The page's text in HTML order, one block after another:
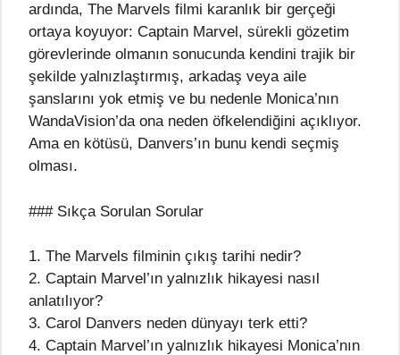
ardında, The Marvels filmi karanlık bir gerçeği
ortaya koyuyor: Captain Marvel, sürekli gözetim
görevlerinde olmanın sonucunda kendini trajik bir
şekilde yalnızlaştırmış, arkadaş veya aile
şanslarını yok etmiş ve bu nedenle Monica’nın
WandaVision’da ona neden öfkelendiğini açıklıyor.
Ama en kötüsü, Danvers’ın bunu kendi seçmiş
olması.
### Sıkça Sorulan Sorular
1. The Marvels filminin çıkış tarihi nedir?
2. Captain Marvel’ın yalnızlık hikayesi nasıl
anlatılıyor?
3. Carol Danvers neden dünyayı terk etti?
4. Captain Marvel’ın yalnızlık hikayesi Monica’nın